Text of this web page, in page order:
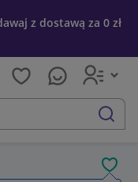
z dostawą za 0 zł
szukaj